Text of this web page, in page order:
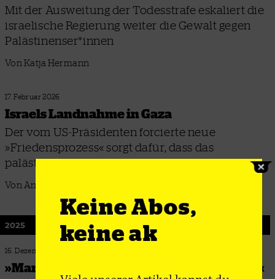
Mit der Ausweitung der Todesstrafe eskaliert die
israelische Regierung weiter die Gewalt gegen
Palästinenser*innen
Von Katja Hermann
17. Februar 2026
Israels Landnahme in Gaza
Der vom US-Präsidenten forcierte neue
»Friedensprozess« sorgt dafür, dass das
palästinensische Gebiet weiter schrumpft
Von Anne Irfan
2025
16. Dezember 2025
»Man wollte diese Meinung unterbinden«
Keine Abos,
keine ak